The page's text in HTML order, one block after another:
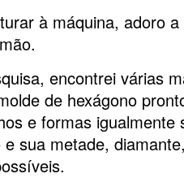
à máquina, adoro
encontrei várias
de hexágono
e formas
sua metade,